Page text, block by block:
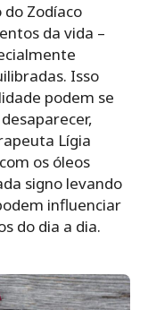
Zodíaco
da vida –
Isso
podem se
Lígia
os óleos
signo levando
influenciar
do dia a dia.